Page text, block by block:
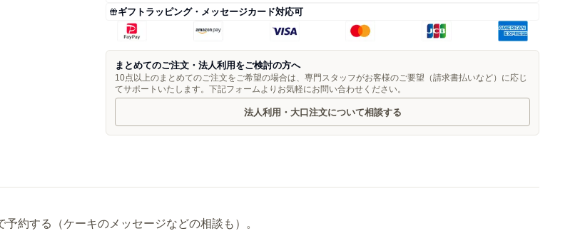
ギフトラッピング・メッセージカード対応可
まとめてのご注文・法人利用をご検討の方へ
10点以上のまとめてのご注文をご希望の場合は、専門スタッフがお客様のご要望（請求書払いなど）に応じ
てサポートいたします。下記フォームよりお気軽にお問い合わせください。
法人利用・大口注文について相談する
約する（ケーキのメッセージなどの相談も）。